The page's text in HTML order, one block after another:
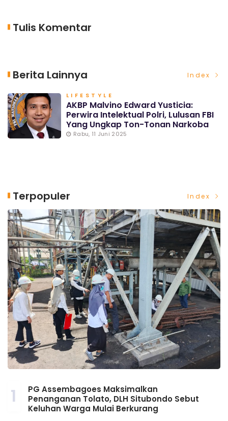
Tulis Komentar
Berita Lainnya Index
LIFESTYLE
AKBP Malvino Edward Yusticia:
Perwira Intelektual Polri, Lulusan FBI
Yang Ungkap Ton-Tonan Narkoba
Rabu, 11 Juni 2025
Terpopuler Index
1
PG Assembagoes Maksimalkan
Penanganan Tolato, DLH Situbondo Sebut
Keluhan Warga Mulai Berkurang